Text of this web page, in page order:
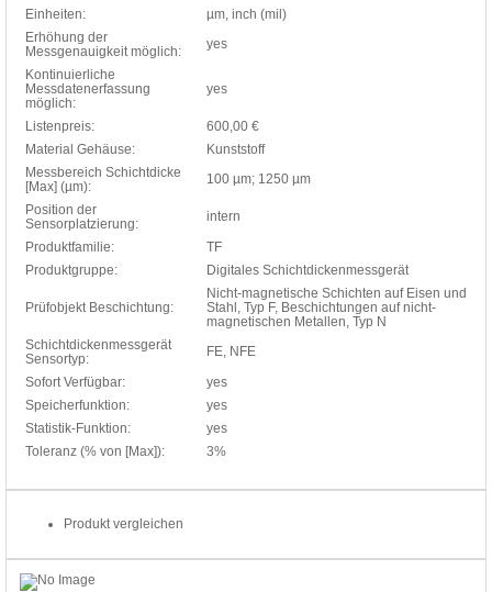
Einheiten:
µm, inch (mil)
Erhöhung der
Messgenauigkeit möglich:
yes
Kontinuierliche
Messdatenerfassung
möglich:
yes
Listenpreis:
600,00 €
Material Gehäuse:
Kunststoff
Messbereich Schichtdicke
[Max] (µm):
100 µm; 1250 µm
Position der
Sensorplatzierung:
intern
Produktfamilie:
TF
Produktgruppe:
Digitales Schichtdickenmessgerät
Prüfobjekt Beschichtung:
Nicht-magnetische Schichten auf Eisen und
Stahl, Typ F, Beschichtungen auf nicht-
magnetischen Metallen, Typ N
Schichtdickenmessgerät
Sensortyp:
FE, NFE
Sofort Verfügbar:
yes
Speicherfunktion:
yes
Statistik-Funktion:
yes
Toleranz (% von [Max]):
3%
Produkt vergleichen